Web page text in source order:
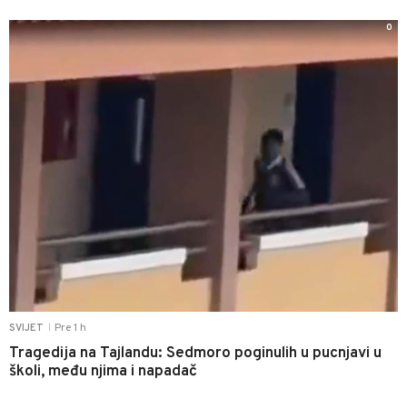
SVIJET Pre 1 h
Tragedija na Tajlandu: Sedmoro poginulih u pucnjavi u
školi, među njima i napadač
0